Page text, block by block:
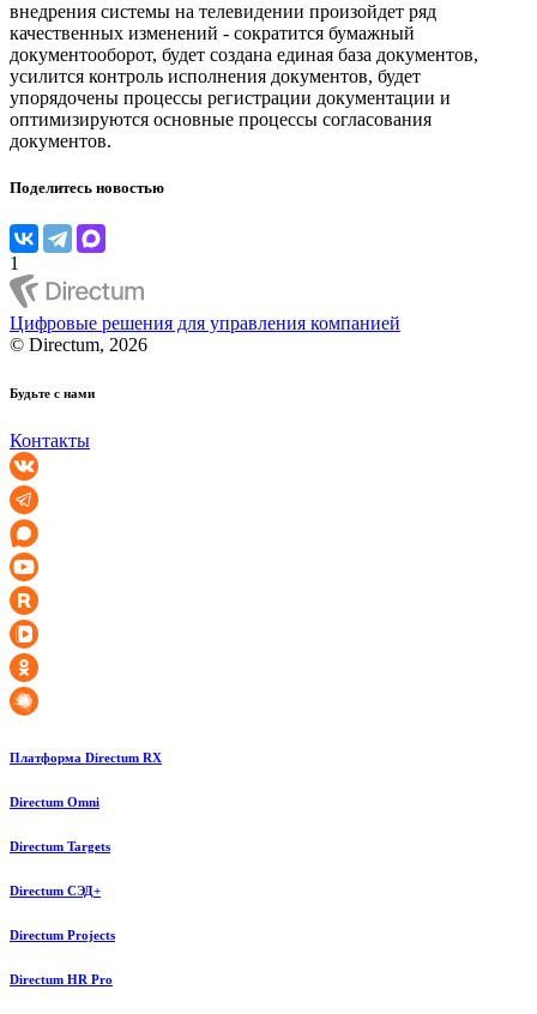
внедрения системы на телевидении произойдет ряд
качественных изменений - сократится бумажный
документооборот, будет создана единая база документов,
усилится контроль исполнения документов, будет
упорядочены процессы регистрации документации и
оптимизируются основные процессы согласования
документов.
Поделитесь новостью
1
Цифровые решения для управления компанией
© Directum, 2026
Будьте с нами
Контакты
Платформа Directum RX
Directum Omni
Directum Targets
Directum СЭД+
Directum Projects
Directum HR Pro